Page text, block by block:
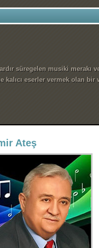
süregelen musiki merakı
kalıcı eserler vermek olan bir
Ateş